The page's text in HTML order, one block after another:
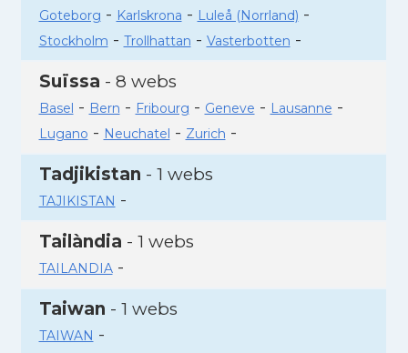
Goteborg - Karlskrona - Luleå (Norrland) -
Stockholm - Trollhattan - Vasterbotten -
Suïssa - 8 webs
Basel - Bern - Fribourg - Geneve - Lausanne -
Lugano - Neuchatel - Zurich -
Tadjikistan - 1 webs
TAJIKISTAN -
Tailàndia - 1 webs
TAILANDIA-
Taiwan - 1 webs
TAIWAN -